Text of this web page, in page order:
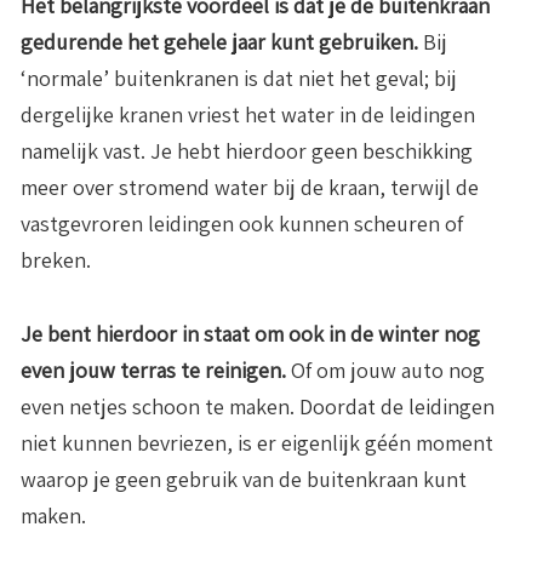
gedurende het gehele jaar kunt gebruiken. Bij
‘normale’ buitenkranen is dat niet het geval; bij
dergelijke kranen vriest het water in de leidingen
namelijk vast. Je hebt hierdoor geen beschikking
meer over stromend water bij de kraan, terwijl de
vastgevroren leidingen ook kunnen scheuren of
breken.
Je bent hierdoor in staat om ook in de winter nog
even jouw terras te reinigen.Of om jouw auto nog
even netjes schoon te maken. Doordat de leidingen
niet kunnen bevriezen, is er eigenlijk géén moment
waarop je geen gebruik van de buitenkraan kunt
maken.